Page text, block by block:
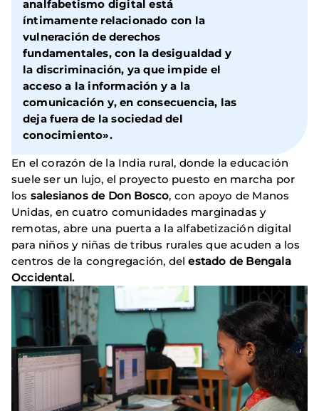
analfabetismo digital está
íntimamente relacionado con la
vulneración de derechos
fundamentales, con la desigualdad y
la discriminación, ya que impide el
acceso a la información y a la
comunicación y, en consecuencia, las
deja fuera de la sociedad del
conocimiento».
En el corazón de la India rural, donde la educación
suele ser un lujo, el proyecto puesto en marcha por
los salesianos de Don Bosco, con apoyo de Manos
Unidas, en cuatro comunidades marginadas y
remotas, abre una puerta a la alfabetización digital
para niños y niñas de tribus rurales que acuden a los
centros de la congregación, delestado de Bengala
Occidental.